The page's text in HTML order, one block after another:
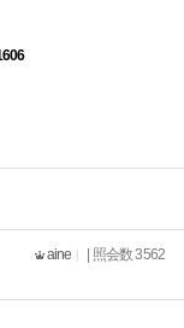
aine
| 照会数 3562